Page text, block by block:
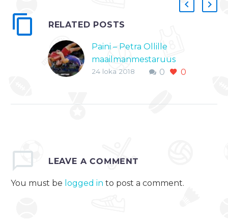
RELATED POSTS
Paini – Petra Ollille
maailmanmestaruus
huikean
65 -kilon sarjassa
käytävissä painin MM-
0 0
24 loka 2018
LEAVE A COMMENT
You must be logged in to post a comment.